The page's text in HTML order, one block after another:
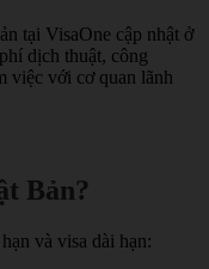
tại VisaOne cập nhật ở
dịch thuật, công
việc với cơ quan lãnh
Bản?
và visa dài hạn: